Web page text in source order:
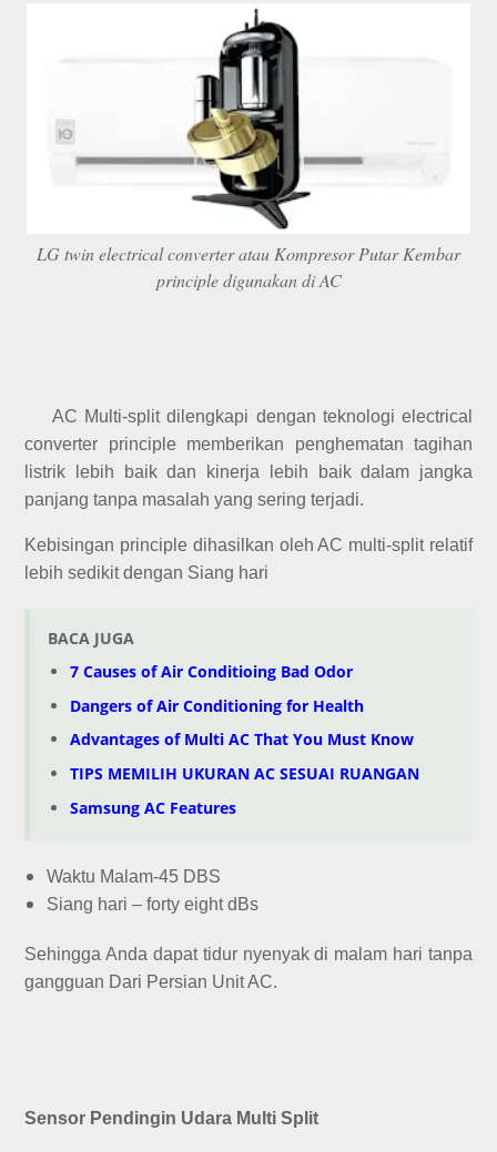
LG twin electrical converter atau Kompresor Putar Kembar
principle digunakan di AC
AC Multi-split dilengkapi dengan teknologi electrical
converter principle memberikan penghematan tagihan
listrik lebih baik dan kinerja lebih baik dalam jangka
panjang tanpa masalah yang sering terjadi.
Kebisingan principle dihasilkan oleh AC multi-split relatif
lebih sedikit dengan Siang hari
BACA JUGA
7 Causes of Air Conditioing Bad Odor
Dangers of Air Conditioning for Health
Advantages of Multi AC That You Must Know
TIPS MEMILIH UKURAN AC SESUAI RUANGAN
Samsung AC Features
Waktu Malam-45 DBS
Siang hari – forty eight dBs
Sehingga Anda dapat tidur nyenyak di malam hari tanpa
gangguan Dari Persian Unit AC.
Sensor Pendingin Udara Multi Split